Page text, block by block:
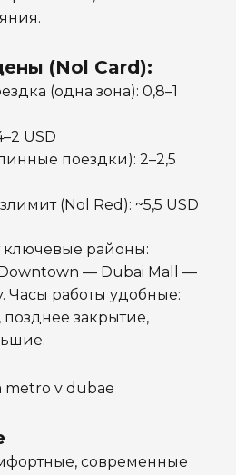
(Nol Card):
(одна зона): 0,8–1
USD
поездки): 2–2,5
(Nol Red): ~5,5 USD
ключевые районы:
— Dubai Mall —
Часы работы удобные:
закрытие,
современные